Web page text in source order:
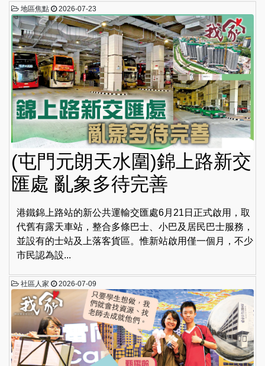
地區焦點 2026-07-23
(屯門元朗天水圍)錦上路新交
匯處 亂象多待完善
港鐵錦上路站的新公共運輸交匯處6月21日正式啟用，取
代舊有露天車站，整合多條巴士、小巴及居民巴士服務，
並設有的士站及上落客貨區。惟新站啟用僅一個月，不少
市民認為設...
社區人家 2026-07-09